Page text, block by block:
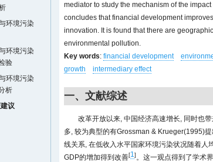
环境污染
环境污染
验
环境污染
析
议
mediator to study the mechanism of the
concludes that financial development
innovation. It is found that there are
environmental pollution.
Key words: financial development
growth
intermediary effect
一、文献综述
改革开放以来, 中国经济高速增长, 同时也
多, 较为典型的有Grossman & Krueger(1995)
线关系, 在低收入水平国家环境污染状况随着人
GDP的增加得到改善[1]。这一观点得到了学术